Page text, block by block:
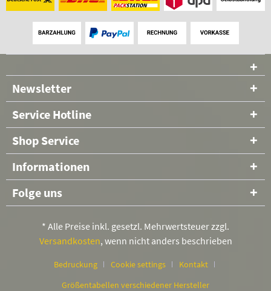
Newsletter
Service Hotline
Shop Service
Informationen
Folge uns
* Alle Preise inkl. gesetzl. Mehrwertsteuer zzgl.
Versandkosten, wenn nicht anders beschrieben
Bedruckung Cookie settings
Kontakt
Größentabellen verschiedener Hersteller